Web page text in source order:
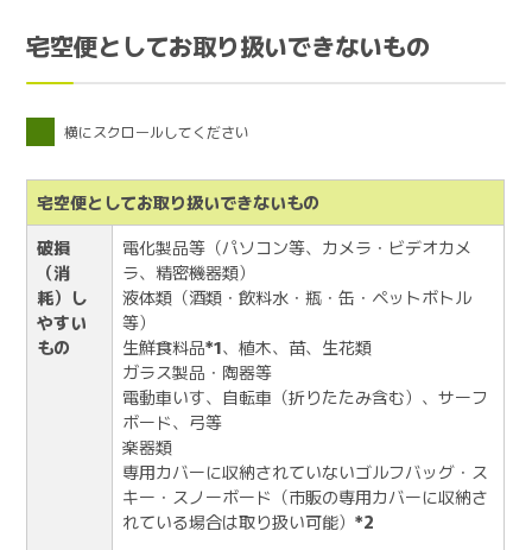
宅空便としてお取り扱いできないもの
横にスクロールしてください
宅空便としてお取り扱いできないもの
破損
（消
耗）し
やすい
もの
電化製品等（パソコン等、カメラ・ビデオカメ
ラ、精密機器類）
液体類（酒類・飲料水・瓶・缶・ペットボトル
等）
生鮮食料品*1、植木、苗、生花類
ガラス製品・陶器等
電動車いす、自転車（折りたたみ含む）、サーフ
ボード、弓等
楽器類
専用カバーに収納されていないゴルフバッグ・ス
キー・スノーボード（市販の専用カバーに収納さ
れている場合は取り扱い可能）*2